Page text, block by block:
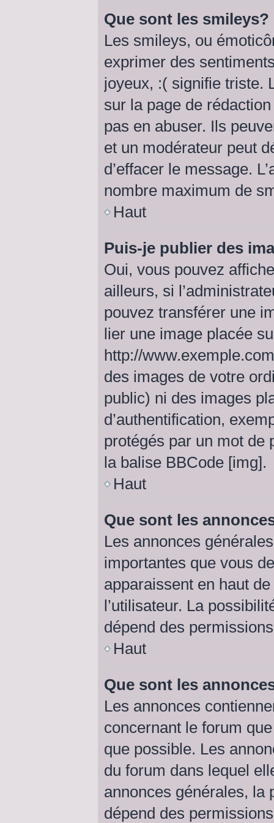
Que sont les smileys?
Les smileys, ou
exprimer des
joyeux, :( signifie triste.
sur la page de
pas en abuser. Ils
et un modérateur peut
d’effacer le message.
nombre maximum de
Haut
Puis-je publier des
Oui, vous pouvez
ailleurs, si
pouvez transférer une
lier une image placée
http://
des images de votre
public) ni des images
d’authentification,
protégés par un mot de
la balise BBCode [img].
Haut
Que sont les
Les annonces
importantes que vous
apparaissent en haut
l’utilisateur. La
dépend des
Haut
Que sont les
Les annonces
concernant le forum
que possible. Les
du forum dans lequel
annonces générales, la
dépend des